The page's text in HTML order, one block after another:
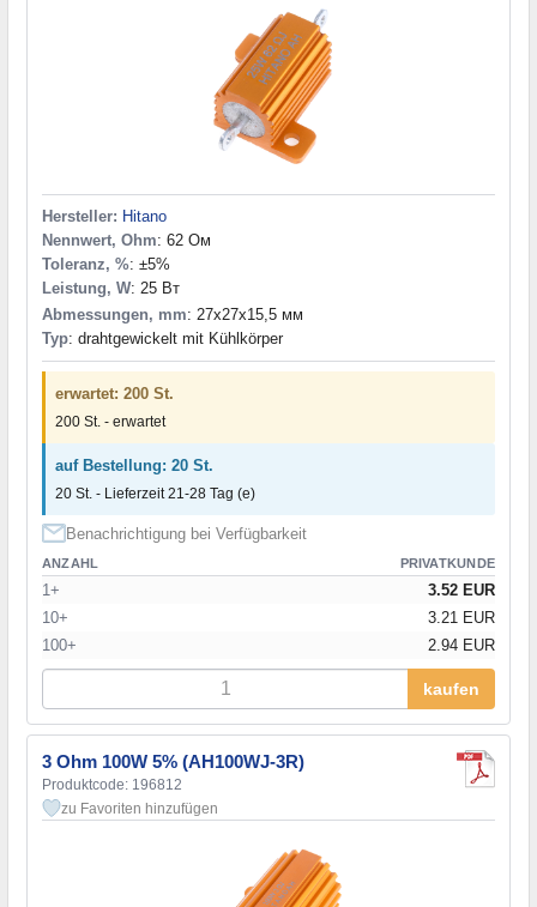
Hersteller: Hitano
Nennwert, Ohm: 62 Ом
Toleranz, %: ±5%
Leistung, W: 25 Вт
Abmessungen, mm: 27x27x15,5 мм
Typ: drahtgewickelt mit Kühlkörper
erwartet: 200 St.
200 St. - erwartet
auf Bestellung: 20 St.
20 St. - Lieferzeit 21-28 Tag (e)
Benachrichtigung bei Verfügbarkeit
ANZAHL PRIVATKUNDE
1+
3.52 EUR
10+
3.21 EUR
100+
2.94 EUR
kaufen
3 Ohm 100W 5% (AH100WJ-3R)
Produktcode: 196812
zu Favoriten hinzufügen